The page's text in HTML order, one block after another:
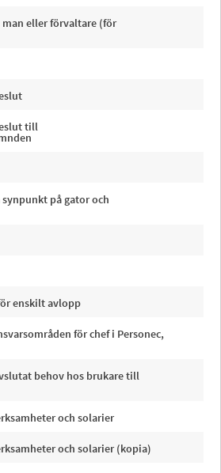
man eller förvaltare (för
till
på gator och
enskilt avlopp
för chef i Personec,
behov hos brukare till
och solarier
och solarier (kopia)